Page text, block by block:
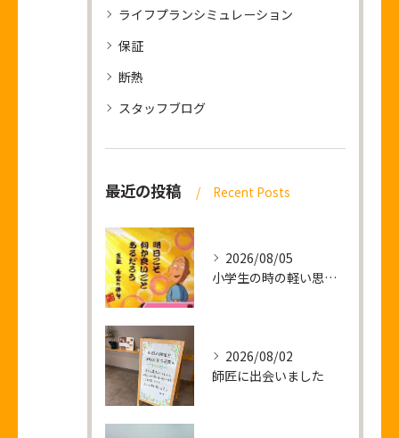
ライフプランシミュレーション
保証
断熱
スタッフブログ
最近の投稿 Recent Posts
2026/08/05
小学生の時の軽い思い出話し
2026/08/02
師匠に出会いました